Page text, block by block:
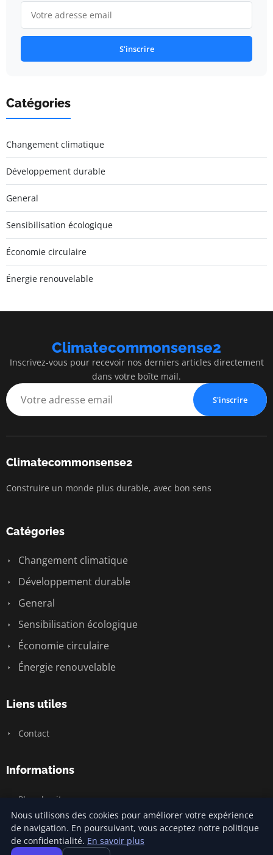
S'inscrire
Catégories
Changement climatique
Développement durable
General
Sensibilisation écologique
Économie circulaire
Énergie renouvelable
Climatecommonsense2
Inscrivez-vous pour recevoir nos derniers articles directement
dans votre boîte mail.
S'inscrire
Climatecommonsense2
Construire un monde plus durable, avec bon sens
Catégories
Changement climatique
Développement durable
General
Sensibilisation écologique
Économie circulaire
Énergie renouvelable
Liens utiles
Contact
Informations
Plan du site
© 2026 Climatecommonsense2. Tous droits réservés.
Nous utilisons des cookies pour améliorer votre expérience
de navigation. En poursuivant, vous acceptez notre politique
de confidentialité. En savoir plus